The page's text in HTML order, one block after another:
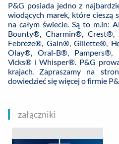
P&G posiada jedno z
wiodących marek, które cieszą
na całym świecie. Są to m.in:
Bounty®, Charmin®,
Febreze®, Gain®, Gillette®,
Olay®, Oral-B®, Pampers®,
Vicks® i Whisper®. P&G
krajach. Zapraszamy na
dowiedzieć się więcej o firmie
załączniki